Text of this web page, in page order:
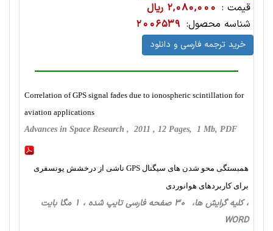
قیمت : 2,080,000 ریال
شناسه محصول: 2006539
خرید ترجمه فارسی و دانلود
Correlation of GPS signal fades due to ionospheric scintillation for
aviation applications
Advances in Space Research , 2011 , 12 Pages, 1 Mb, PDF
همبستگی محو شدن های سیگنال GPS ناشی از درخشش یونسفری
برای کاربردهای هوانوردی
، کلیه گرایش ها، 30 صفحه فارسی تایپ شده ، 1 مگا بایت
WORD